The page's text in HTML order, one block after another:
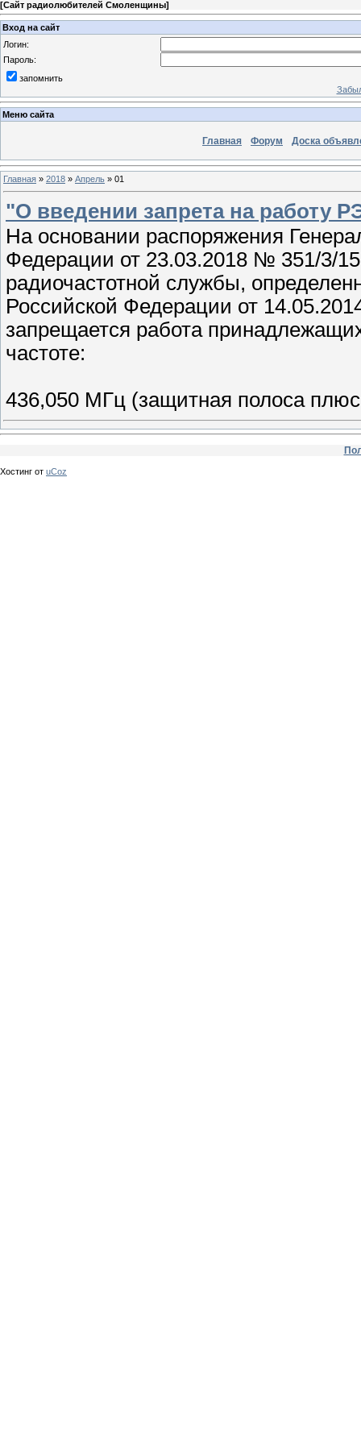
[Сайт радиолюбителей Смоленщины]
Вход на сайт
Логин:
Пароль:
запомнить
Меню сайта
Главная Форум Доска
Главная » 2018 » Апрель » 01
"О введении запрета на работу
На основании распоряжения
Федерации от 23.03.2018 № 351/3/
радиочастотной службы,
Российской Федерации от
запрещается работа
частоте:
436,050 МГц (защитная полоса
Хостинг от uCoz